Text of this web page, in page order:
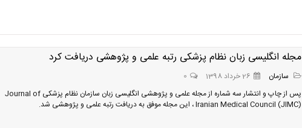
مجله انگلیسی زبان نظام پزشکی رتبه علمی و پژوهشی دریافت کرد
سازمان 26 خرداد 1398
0
پس از چاپ و انتشار سه شماره از مجله علمی و پژوهشی انگلیسی زبان سازمان نظام پزشکی Journal of
Iranian Medical Council (JIMC) ، این مجله موفق به دریافت رتبه علمی و پژوهشی شد.